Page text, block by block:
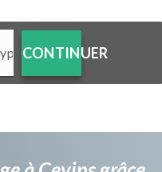
CONTINUER